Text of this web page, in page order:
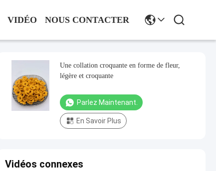
VIDÉO NOUS CONTACTER
Une collation croquante en forme de fleur,
légère et croquante
Parlez Maintenant.
En Savoir Plus
Vidéos connexes